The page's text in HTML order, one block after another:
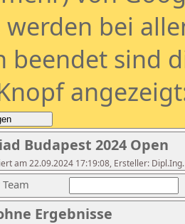
werden bei
beendet sind
Budapest 2024 Open
am 22.09.2024 17:19:08, Ersteller:
Ergebnisse